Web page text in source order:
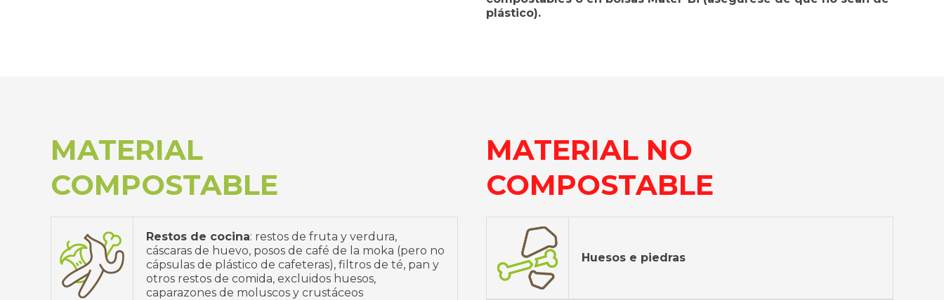
plástico).
MATERIAL
COMPOSTABLE
Restos de cocina: restos de fruta y verdura,
cáscaras de huevo, posos de café de la moka (pero no
cápsulas de plástico de cafeteras), filtros de té, pan y
otros restos de comida, excluidos huesos,
caparazones de moluscos y crustáceos
MATERIAL NO
COMPOSTABLE
Huesos e piedras